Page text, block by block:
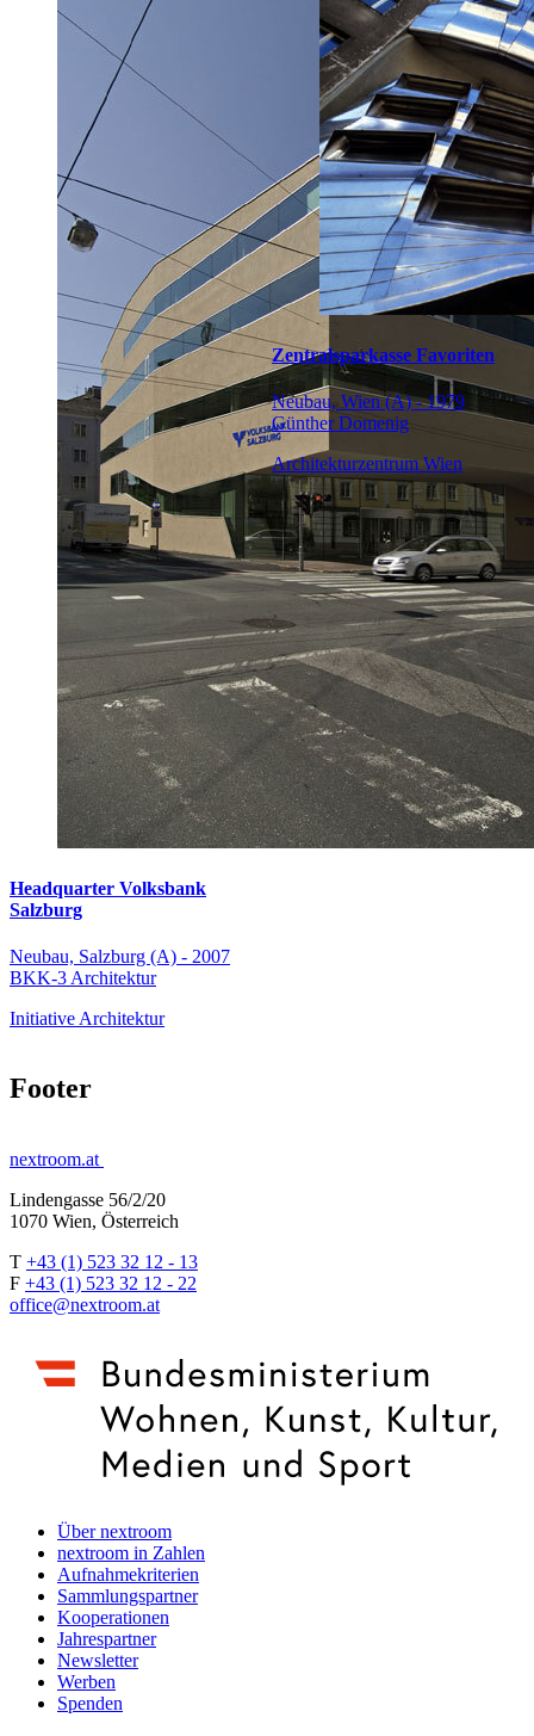
Headquarter Volksbank
Salzburg
Neubau, Salzburg (A) - 2007
BKK-3 Architektur
Initiative Architektur
Zentralsparkasse Favoriten
Neubau, Wien (A) - 1979
Günther Domenig
Architekturzentrum Wien
Footer
nextroom.at
Lindengasse 56/2/20
1070 Wien, Österreich
T +43 (1) 523 32 12 - 13
F +43 (1) 523 32 12 - 22
office@nextroom.at
Über nextroom
nextroom in Zahlen
Aufnahmekriterien
Sammlungspartner
Kooperationen
Jahrespartner
Newsletter
Werben
Spenden